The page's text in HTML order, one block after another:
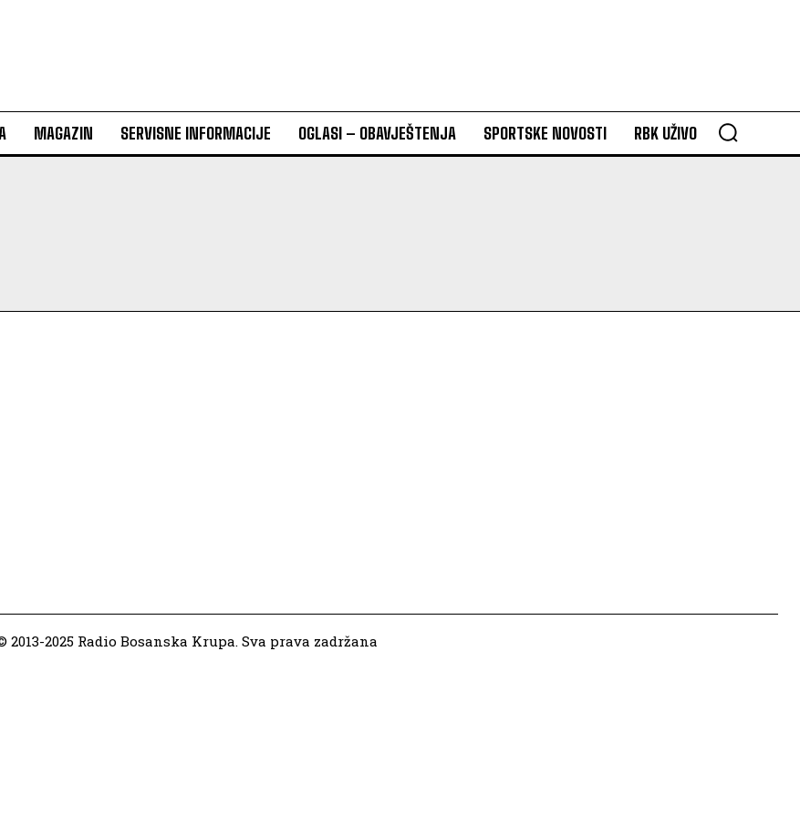
MAGAZIN SERVISNE INFORMACIJE OGLASI – OBAVJEŠTENJA SPORTSKE NOVOSTI RBK UŽIVO
2013-2025 Radio Bosanska Krupa. Sva prava zadržana